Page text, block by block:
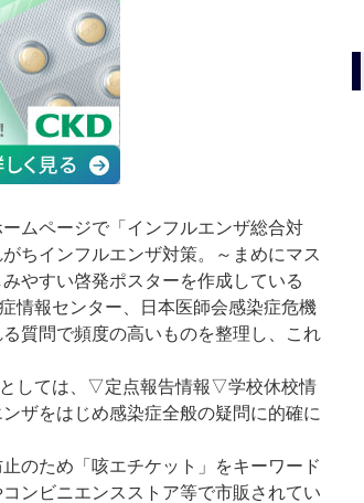
ムページで「インフルエンザ総合対
ちインフルエンザ対策。～まめにマス
やすい啓発ポスターを作成している
情報センター、日本医師会感染症危機
質問で頻度の高いものを整理し、これ
しては、▽定点報告情報▽学校休校情
をはじめ感染症全般の疑問に的確に
のため「咳エチケット」をキーワード
ンビニエンスストア等で市販されてい